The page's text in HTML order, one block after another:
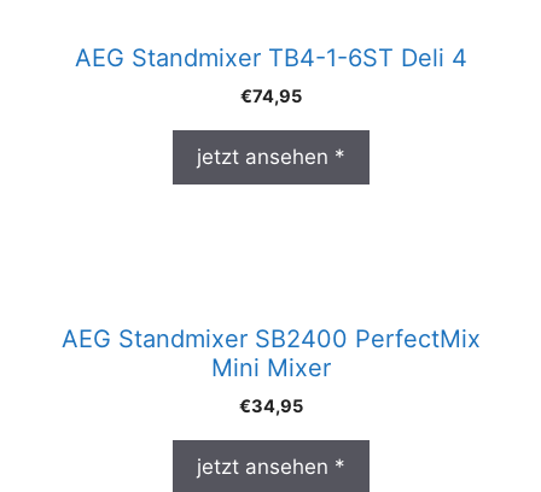
AEG Standmixer TB4-1-6ST Deli 4
€74,95
jetzt ansehen *
AEG Standmixer SB2400 PerfectMix
Mini Mixer
€34,95
jetzt ansehen *